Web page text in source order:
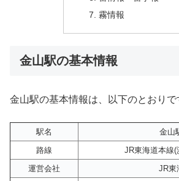
霧情報
金山駅の基本情報
金山駅の基本情報は、以下のとおりで
駅名
金山
路線
JR東海道本線(
運営会社
JR東